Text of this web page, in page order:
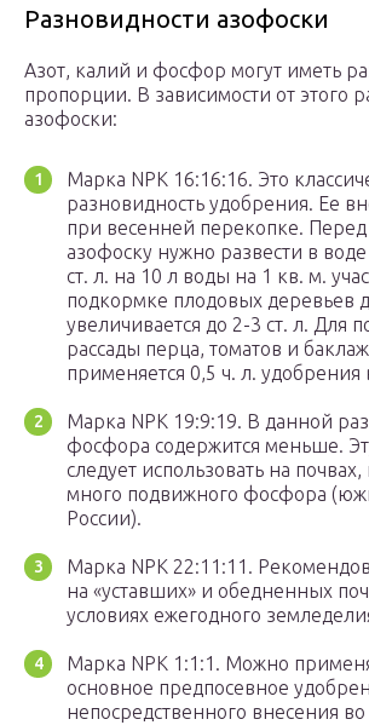
Разновидности азофоски
Азот, калий и фосфор могут иметь
пропорции. В зависимости от этого
азофоски:
Марка NPK 16:16:16. Это
разновидность удобрения. Ее
при весенней перекопке.
азофоску нужно развести в воде
ст. л. на 10 л воды на 1 кв. м.
подкормке плодовых деревьев
увеличивается до 2-3 ст. л. Для
рассады перца, томатов и
применяется 0,5 ч. л. удобрения
Марка NPK 19:9:19. В данной
фосфора содержится меньше.
следует использовать на почвах,
много подвижного фосфора
России).
Марка NPK 22:11:11.
на «уставших» и обедненных
условиях ежегодного
Марка NPK 1:1:1. Можно
основное предпосевное
непосредственного внесения